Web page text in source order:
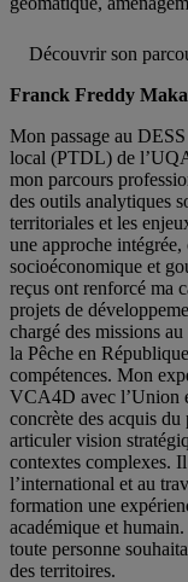
Découvrir son
Franck Freddy
Mon passage au
local (PTDL) de
mon parcours
des outils analytiques
territoriales et les
une approche
socioéconomique et
reçus ont renforcé ma
projets de
chargé des missions
la Pêche en
compétences. Mon
VCA4D avec l’Union
concrète des acquis
articuler vision
contextes complexes.
l’international et au
formation une
académique et
toute personne
des territoires.